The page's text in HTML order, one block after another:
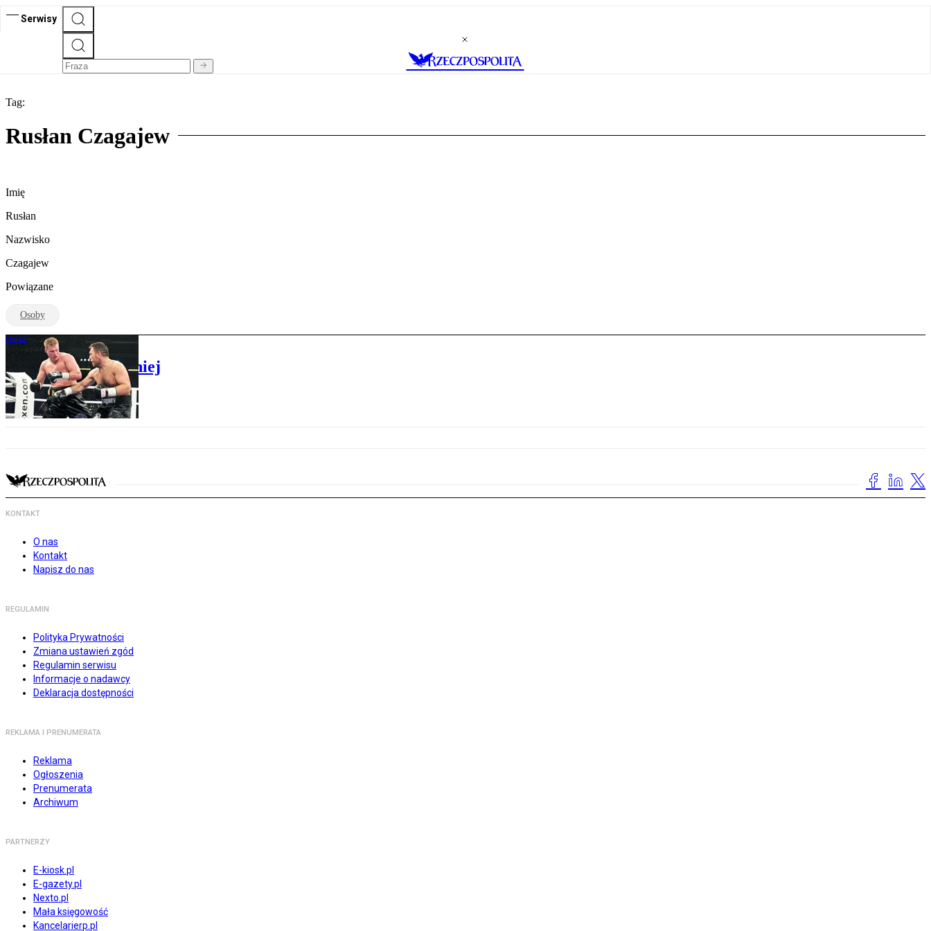
Serwisy
Tag:
Rusłan Czagajew
Imię
Rusłan
Nazwisko
Czagajew
Powiązane
Osoby
SPORT
Powietkin bił mocniej
KONTAKT
O nas
Kontakt
Napisz do nas
REGULAMIN
Polityka Prywatności
Zmiana ustawień zgód
Regulamin serwisu
Informacje o nadawcy
Deklaracja dostępności
REKLAMA I PRENUMERATA
Reklama
Ogłoszenia
Prenumerata
Archiwum
PARTNERZY
E-kiosk.pl
E-gazety.pl
Nexto.pl
Mała księgowość
Kancelarierp.pl